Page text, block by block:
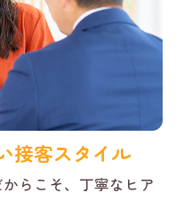
接客スタイル
らこそ、丁寧なヒア